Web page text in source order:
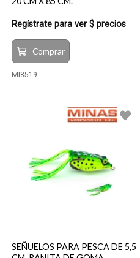
Regístrate para ver $ precios
Comprar
MI8519
SEÑUELOS PARA PESCA DE 5,5